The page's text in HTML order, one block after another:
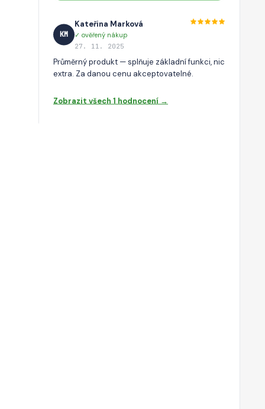
KM
Kateřina Marková
✓ ověřený nákup
27. 11. 2025
Průměrný produkt — splňuje základní funkci, nic
extra. Za danou cenu akceptovatelné.
Zobrazit všech 1 hodnocení →